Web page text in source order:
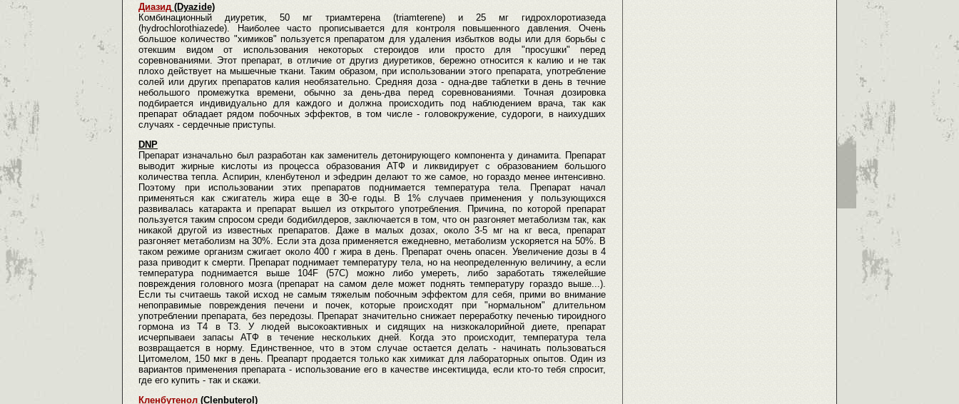
Диазид (Dyazide)
Комбинационный диуретик, 50 мг триамтерена (triamterene) и 25 мг гидрохлоротиазеда
(hydrochlorothiazede). Наиболее часто прописывается для контроля повышенного давления. Очень
большое количество "химиков" пользуется препаратом для удаления избытков воды или для борьбы с
отекшим видом от использования некоторых стероидов или просто для "просушки" перед
соревнованиями. Этот препарат, в отличие от другиз диуретиков, бережно относится к калию и не так
плохо действует на мышечные ткани. Таким образом, при использовании этого препарата, употребление
солей или других препаратов калия необязательно. Средняя доза - одна-две таблетки в день в течние
небольшого промежутка времени, обычно за день-два перед соревнованиями. Точная дозировка
подбирается индивидуально для каждого и должна происходить под наблюдением врача, так как
препарат обладает рядом побочных эффектов, в том числе - головокружение, судороги, в наихудших
случаях - сердечные приступы.
DNP
Препарат изначально был разработан как заменитель детонирующего компонента у динамита. Препарат
выводит жирные кислоты из процесса образования АТФ и ликвидирует с образованием большого
количества тепла. Аспирин, кленбутенол и эфедрин делают то же самое, но гораздо менее интенсивно.
Поэтому при использовании этих препаратов поднимается температура тела. Препарат начал
применяться как сжигатель жира еще в 30-е годы. В 1% случаев применения у пользующихся
развивалась катаракта и препарат вышел из открытого употребления. Причина, по которой препарат
пользуется таким спросом среди бодибилдеров, заключается в том, что он разгоняет метаболизм так, как
никакой другой из известных препаратов. Даже в малых дозах, около 3-5 мг на кг веса, препарат
разгоняет метаболизм на 30%. Если эта доза применяется ежедневно, метаболизм ускоряется на 50%. В
таком режиме организм сжигает около 400 г жира в день. Препарат очень опасен. Увеличение дозы в 4
раза приводит к смерти. Препарат поднимает температуру тела, но на неопределенную величину, а если
температура поднимается выше 104F (57C) можно либо умереть, либо заработать тяжелейшие
повреждения головного мозга (препарат на самом деле может поднять температуру гораздо выше...).
Если ты считаешь такой исход не самым тяжелым побочным эффектом для себя, прими во внимание
непоправимые повреждения печени и почек, которые происходят при "нормальном" длительном
употреблении препарата, без передозы. Препарат значительно снижает переработку печенью тироидного
гормона из T4 в T3. У людей высокоактивных и сидящих на низкокалорийной диете, препарат
исчерпываеи запасы АТФ в течение нескольких дней. Когда это происходит, температура тела
возвращается в норму. Единственное, что в этом случае остается делать - начинать пользоваться
Цитомелом, 150 мкг в день. Преапарт продается только как химикат для лабораторных опытов. Один из
вариантов применения препарата - использование его в качестве инсектицида, если кто-то тебя спросит,
где его купить - так и скажи.
Кленбутенол (Clenbuterol)